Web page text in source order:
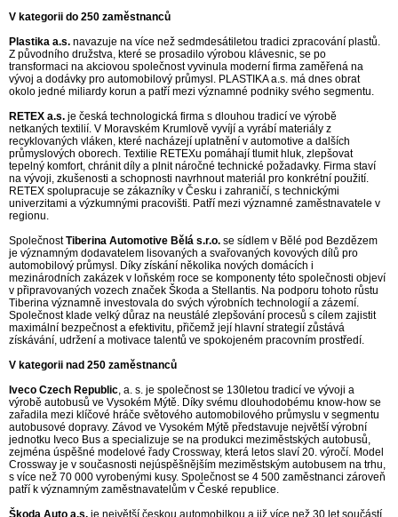
V kategorii do 250 zaměstnanců
Plastika a.s. navazuje na více než sedmdesátiletou tradici zpracování plastů.
Z původního družstva, které se prosadilo výrobou klávesnic, se po
transformaci na akciovou společnost vyvinula moderní firma zaměřená na
vývoj a dodávky pro automobilový průmysl. PLASTIKA a.s. má dnes obrat
okolo jedné miliardy korun a patří mezi významné podniky svého segmentu.
RETEX a.s. je česká technologická firma s dlouhou tradicí ve výrobě
netkaných textilií. V Moravském Krumlově vyvíjí a vyrábí materiály z
recyklovaných vláken, které nacházejí uplatnění v automotive a dalších
průmyslových oborech. Textilie RETEXu pomáhají tlumit hluk, zlepšovat
tepelný komfort, chránit díly a plnit náročné technické požadavky. Firma staví
na vývoji, zkušenosti a schopnosti navrhnout materiál pro konkrétní použití.
RETEX spolupracuje se zákazníky v Česku i zahraničí, s technickými
univerzitami a výzkumnými pracovišti. Patří mezi významné zaměstnavatele v
regionu.
SpolečnostTiberina Automotive Bělá s.r.o. se sídlem v Bělé pod Bezdězem
je významným dodavatelem lisovaných a svařovaných kovových dílů pro
automobilový průmysl. Díky získání několika nových domácích i
mezinárodních zakázek v loňském roce se komponenty této společnosti objeví
v připravovaných vozech značek Škoda a Stellantis. Na podporu tohoto růstu
Tiberina významně investovala do svých výrobních technologií a zázemí.
Společnost klade velký důraz na neustálé zlepšování procesů s cílem zajistit
maximální bezpečnost a efektivitu, přičemž její hlavní strategií zůstává
získávání, udržení a motivace talentů ve spokojeném pracovním prostředí.
V kategorii nad 250 zaměstnanců
Iveco Czech Republic, a. s. je společnost se 130letou tradicí ve vývoji a
výrobě autobusů ve Vysokém Mýtě. Díky svému dlouhodobému know-how se
zařadila mezi klíčové hráče světového automobilového průmyslu v segmentu
autobusové dopravy. Závod ve Vysokém Mýtě představuje největší výrobní
jednotku Iveco Bus a specializuje se na produkci meziměstských autobusů,
zejména úspěšné modelové řady Crossway, která letos slaví 20. výročí. Model
Crossway je v současnosti nejúspěšnějším meziměstským autobusem na trhu,
s více než 70 000 vyrobenými kusy. Společnost se 4 500 zaměstnanci zároveň
patří k významným zaměstnavatelům v České republice.